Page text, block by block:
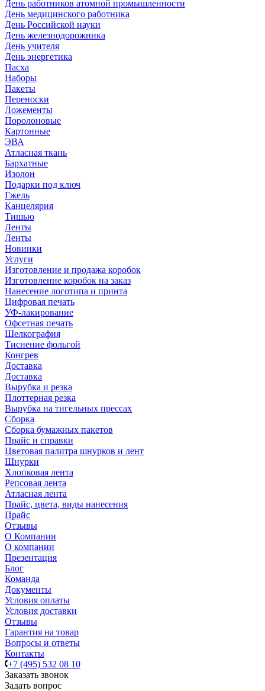
День работников атомной промышленности
День медицинского работника
День Российской науки
День железнодорожника
День учителя
День энергетика
Пасха
Наборы
Пакеты
Переноски
Ложементы
Поролоновые
Картонные
ЭВА
Атласная ткань
Бархатные
Изолон
Подарки под ключ
Гжель
Канцелярия
Тишью
Ленты
Ленты
Новинки
Услуги
Изготовление и продажа коробок
Изготовление коробок на заказ
Нанесение логотипа и принта
Цифровая печать
УФ-лакирование
Офсетная печать
Шелкография
Тиснение фольгой
Конгрев
Доставка
Доставка
Вырубка и резка
Плоттерная резка
Вырубка на тигельных прессах
Сборка
Сборка бумажных пакетов
Прайс и справки
Цветовая палитра шнурков и лент
Шнурки
Хлопковая лента
Репсовая лента
Атласная лента
Прайс, цвета, виды нанесения
Прайс
Отзывы
О Компании
О компании
Презентация
Блог
Команда
Документы
Условия оплаты
Условия доставки
Отзывы
Гарантия на товар
Вопросы и ответы
Контакты
+7 (495) 532 08 10
Заказать звонок
Задать вопрос